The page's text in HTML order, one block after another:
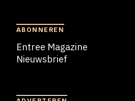
ABONNEREN
Entree Magazine
Nieuwsbrief